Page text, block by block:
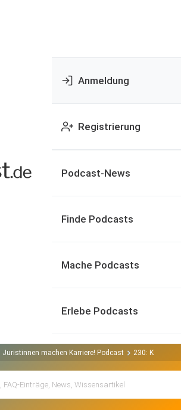
Anmeldung
Registrierung
Podcast-News
Finde Podcasts
Mache Podcasts
Erlebe Podcasts
Juristinnen machen Karriere! Podcast 230: KI trifft